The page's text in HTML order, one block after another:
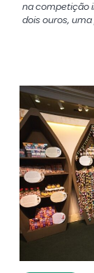
na competição
dois ouros,